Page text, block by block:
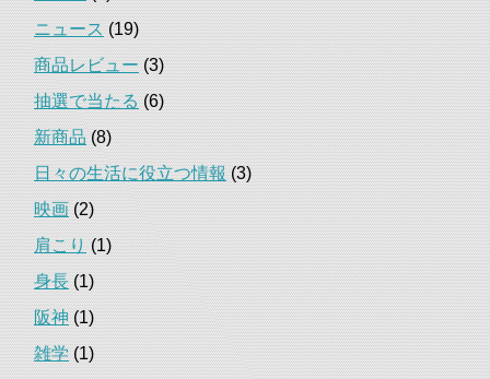
ニュース (19)
商品レビュー (3)
抽選で当たる (6)
新商品 (8)
日々の生活に役立つ情報 (3)
映画(2)
肩こり (1)
身長 (1)
阪神 (1)
雑学 (1)